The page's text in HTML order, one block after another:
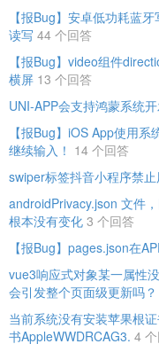
【报Bug】安卓低功耗蓝
读写 44 个回答
【报Bug】video组件
横屏 13 个回答
UNI-APP会支持鸿蒙系统
【报Bug】iOS App使用
继续输入！ 14 个回答
swiper标签抖音小程序禁
androidPrivacy.json 文件
根本没有变化 3 个回答
【报Bug】pages.json在
vue3响应式对象某一属性
会引发整个页面级更新吗？
当前系统没有安装苹果根
书AppleWWDRCAG3. 4